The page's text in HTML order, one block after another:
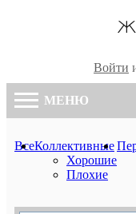
Войти
МЕНЮ
ВсеКоллективные
Хорошие
Плохие